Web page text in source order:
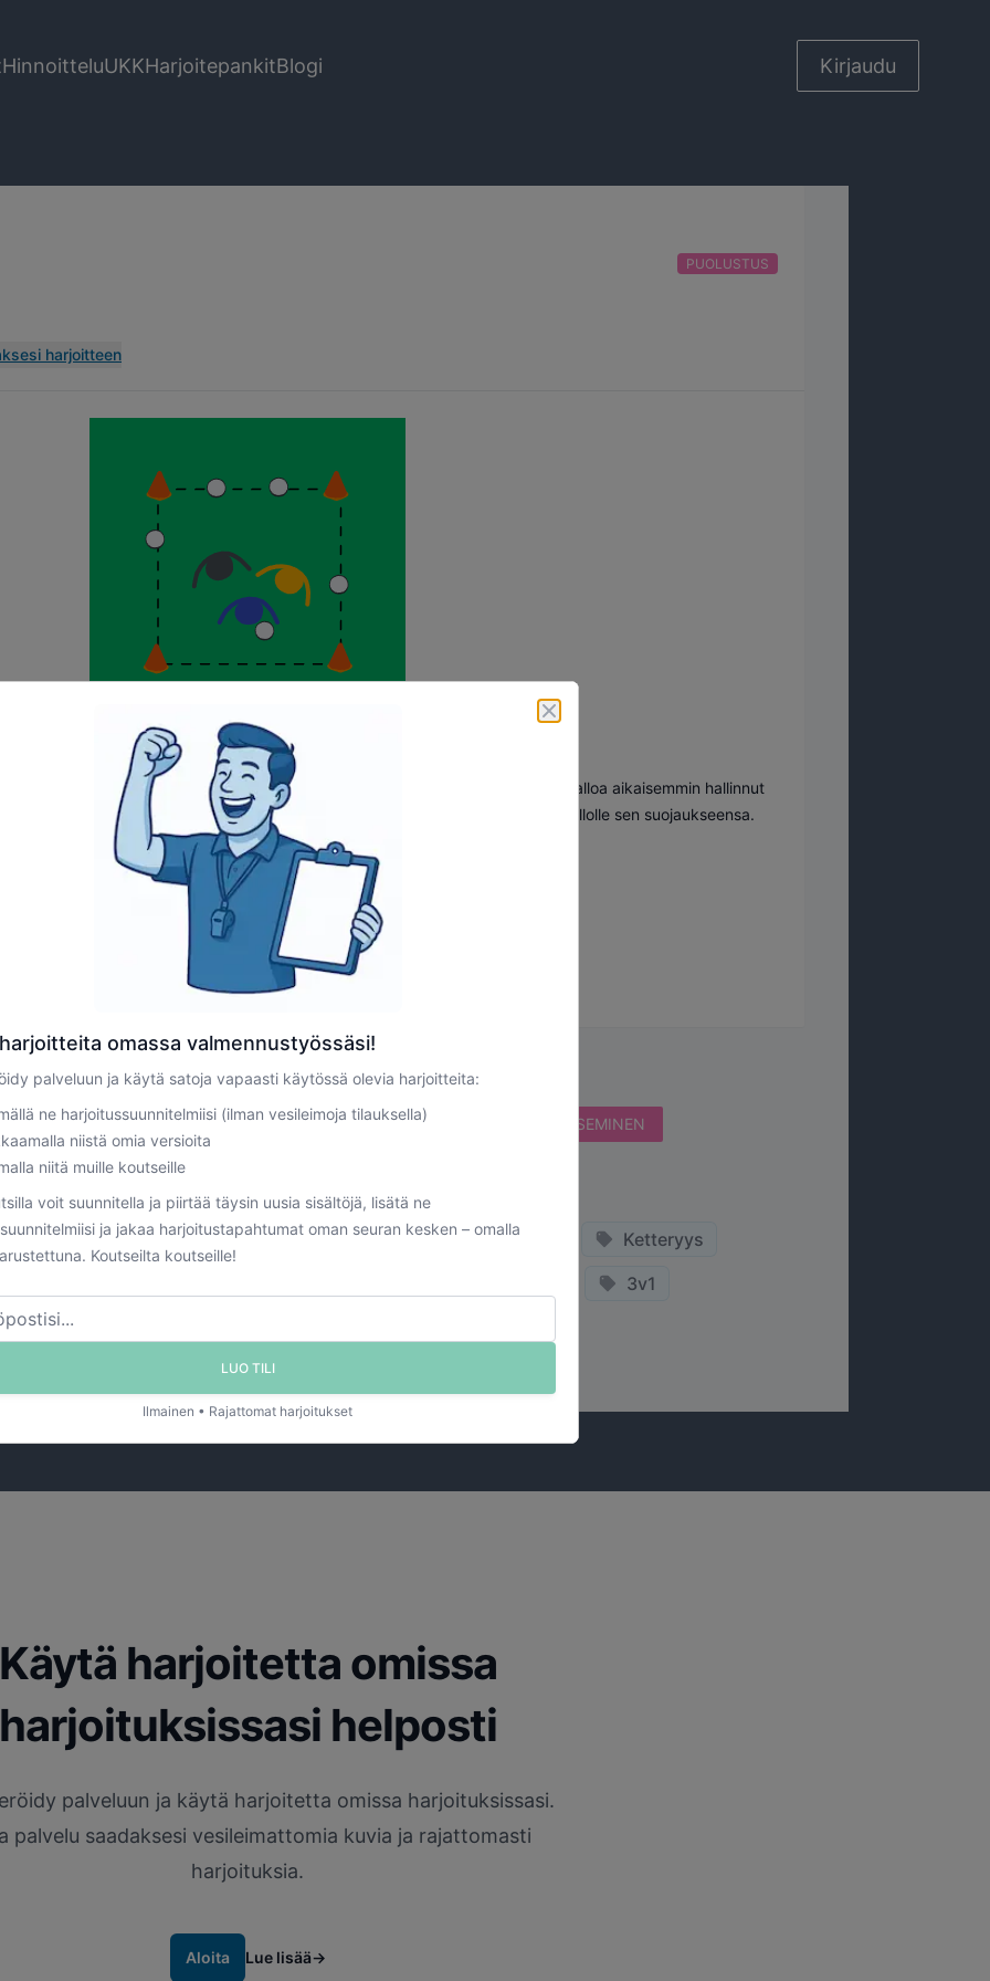
HinnoitteluUKKHarjoitepankitBlogi Kirjaudu
harjoitteen
PUOLUSTUS
suojata ja pitää pallo itsellään kahta vastustajaa vastaan. Riiston yhteydessä palloa aikaisemmin hallinnut
rajojen ulkopuolelle ottaa ensimmäinen pelaaja, joka ehtii rajoilla olevalle pallolle sen suojaukseensa.
palloa?
PUOLUSTUS KULJETTAMINEN LAUKAISEMINEN
PELI
Jokeri Syöttäminen Porttimaalit Skaalautuva
Ketteryys
3v1
Käytä harjoitetta omissa
harjoituksissasi helposti
palveluun ja käytä harjoitetta omissa harjoituksissasi.
palvelu saadaksesi vesileimattomia kuvia ja rajattomasti
harjoituksia.
Aloita Lue lisää→
omassa valmennustyössäsi!
palveluun ja käytä satoja vapaasti käytössä olevia harjoitteita:
ne harjoitussuunnitelmiisi (ilman vesileimoja tilauksella)
niistä omia versioita
niitä muille koutseille
voit suunnitella ja piirtää täysin uusia sisältöjä, lisätä ne
ja jakaa harjoitustapahtumat oman seuran kesken – omalla
Koutseilta koutseille!
LUO TILI
Ilmainen • Rajattomat harjoitukset